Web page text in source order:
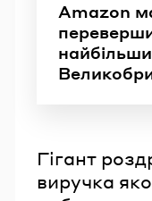
Amazon
Гігант
виручка